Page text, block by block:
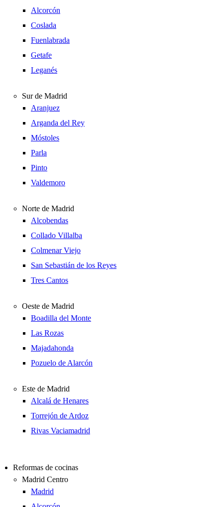
Alcorcón
Coslada
Fuenlabrada
Getafe
Leganés
Sur de Madrid
Aranjuez
Arganda del Rey
Móstoles
Parla
Pinto
Valdemoro
Norte de Madrid
Alcobendas
Collado Villalba
Colmenar Viejo
San Sebastián de los Reyes
Tres Cantos
Oeste de Madrid
Boadilla del Monte
Las Rozas
Majadahonda
Pozuelo de Alarcón
Este de Madrid
Alcalá de Henares
Torrejón de Ardoz
Rivas Vaciamadrid
Reformas de cocinas
Madrid Centro
Madrid